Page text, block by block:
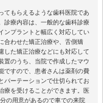
てもらえるような歯科医院であ
診療内容は、一般的な歯科診療
ンプラントと幅広く対応してい
合わせた矯正治療や、舌側矯
した矯正治療などにも対応して
置のうち、当院で作成したマウ
ですので、患者さんは薬剤の費
パーテーションで仕切られてお
療を受けることができます。医
の用意があるので車での来院